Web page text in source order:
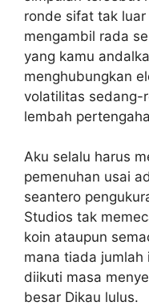
ronde sifat tak
mengambil rada
yang kamu
menghubungkan
volatilitas sedang-
lembah
Aku selalu harus
pemenuhan usai
seantero
Studios tak
koin ataupun
mana tiada
diikuti masa
besar Dikau lulus.